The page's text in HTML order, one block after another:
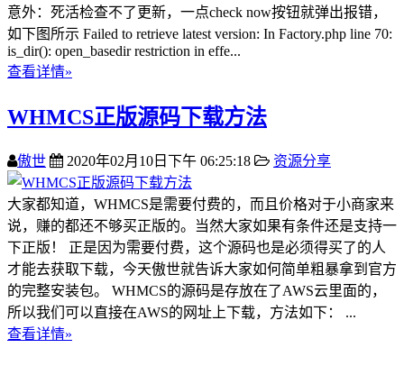
意外：死活检查不了更新，一点check now按钮就弹出报错，
如下图所示 Failed to retrieve latest version: In Factory.php line 70:
is_dir(): open_basedir restriction in effe...
查看详情»
WHMCS正版源码下载方法
傲世 2020年02月10日下午 06:25:18 资源分享
大家都知道，WHMCS是需要付费的，而且价格对于小商家来
说，赚的都还不够买正版的。当然大家如果有条件还是支持一
下正版！ 正是因为需要付费，这个源码也是必须得买了的人
才能去获取下载，今天傲世就告诉大家如何简单粗暴拿到官方
的完整安装包。 WHMCS的源码是存放在了AWS云里面的，
所以我们可以直接在AWS的网址上下载，方法如下： ...
查看详情»